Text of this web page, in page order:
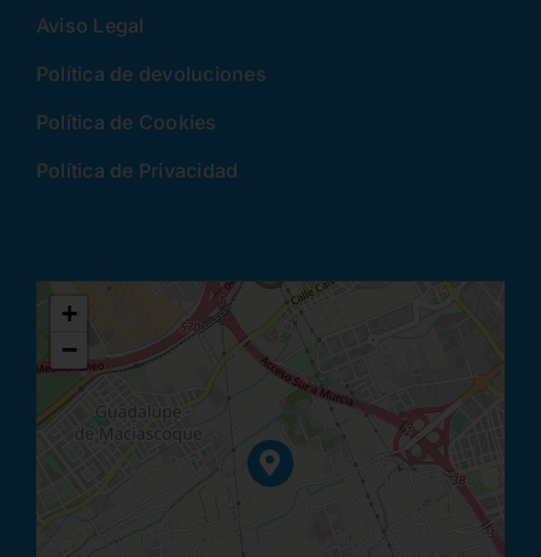
Aviso Legal
Política de devoluciones
Política de Cookies
Política de Privacidad
+
−